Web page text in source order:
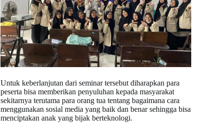
Untuk keberlanjutan dari seminar tersebut diharapkan para
peserta bisa memberikan penyuluhan kepada masyarakat
sekitarnya terutama para orang tua tentang bagaimana cara
menggunakan sosial media yang baik dan benar sehingga bisa
menciptakan anak yang bijak berteknologi.